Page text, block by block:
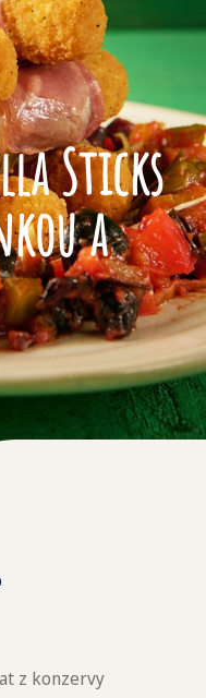
Sticks
a
z konzervy